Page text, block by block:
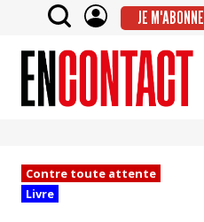
JE M'ABONNE
Contre toute attente
Livre